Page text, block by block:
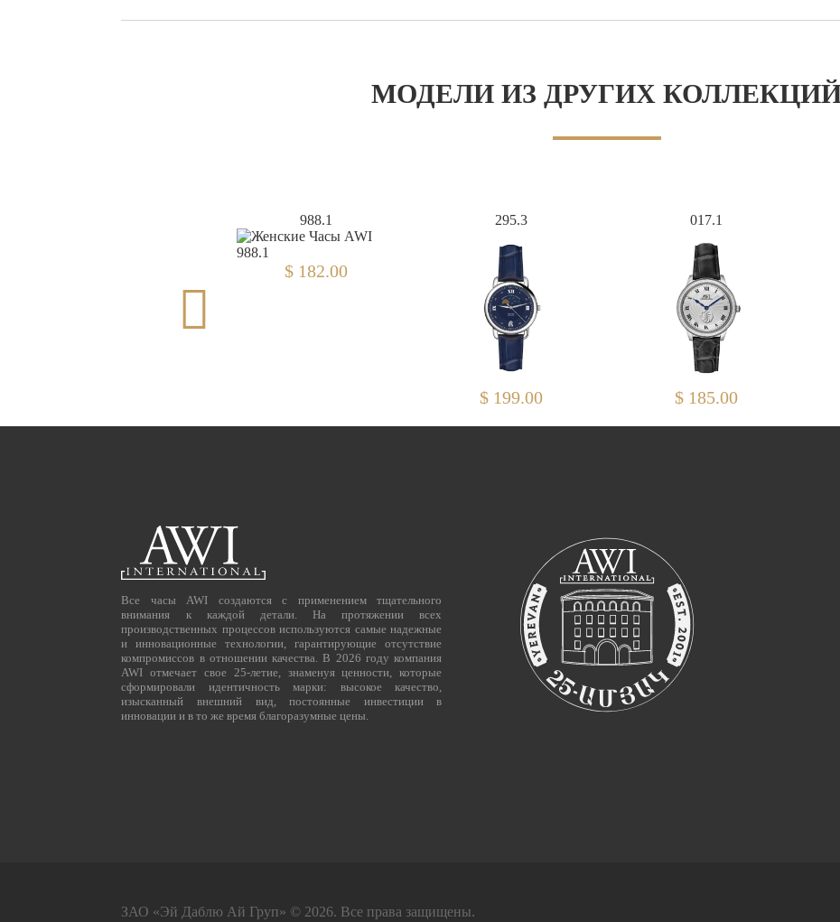
МОДЕЛИ ИЗ ДРУГИХ
988.1
$ 182.00
295.3
$ 199.00
017.1
$ 185.00
Все часы AWI создаются с применением тщательного
внимания к каждой детали. На протяжении всех
производственных процессов используются самые надежные
и инновационные технологии, гарантирующие отсутствие
компромиссов в отношении качества. В 2026 году компания
AWI отмечает свое 25-летие, знаменуя ценности, которые
сформировали идентичность марки: высокое качество,
изысканный внешний вид, постоянные инвестиции в
инновации и в то же время благоразумные цены.
ЗАО «Эй Даблю Ай Груп» © 2026. Все права защищены.